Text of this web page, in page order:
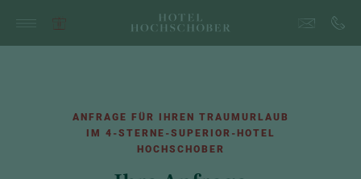
ANFRAGE FÜR IHREN TRAUMURLAUB
IM 4-STERNE-SUPERIOR-HOTEL
HOCHSCHOBER